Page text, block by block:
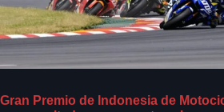
Gran Premio de Indonesia de